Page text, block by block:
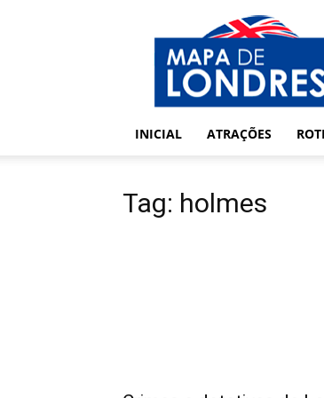
Londres
Mapa
de
Londres
INICIAL
ATRAÇÕES
Tag: holmes